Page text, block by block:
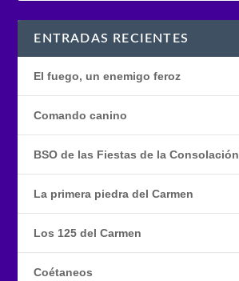
ENTRADAS RECIENTES
El fuego, un enemigo feroz
Comando canino
BSO de las Fiestas de la Consolación
La primera piedra del Carmen
Los 125 del Carmen
Coétaneos